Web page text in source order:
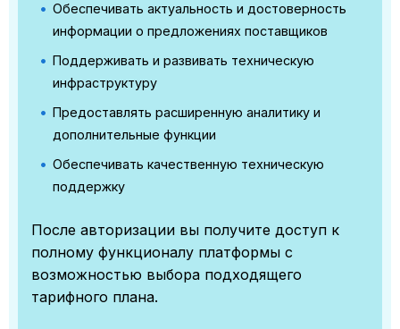
Обеспечивать актуальность и достоверность
информации о предложениях поставщиков
Поддерживать и развивать техническую
инфраструктуру
Предоставлять расширенную аналитику и
дополнительные функции
Обеспечивать качественную техническую
поддержку
После авторизации вы получите доступ к
полному функционалу платформы с
возможностью выбора подходящего
тарифного плана.